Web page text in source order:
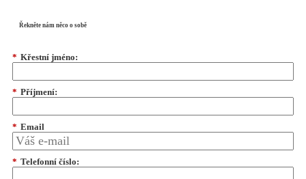
Řekněte nám něco o sobě
* Křestní jméno:
* Příjmení:
* Email
* Telefonní číslo: